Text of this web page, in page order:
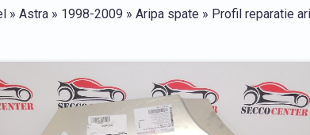
» Astra » 1998-2009 » Aripa spate » Profil reparatie